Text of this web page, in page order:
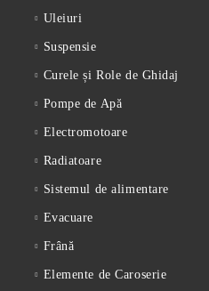
Uleiuri
Suspensie
Curele și Role de Ghidaj
Pompe de Apă
Electromotoare
Radiatoare
Sistemul de alimentare
Evacuare
Frână
Elemente de Caroserie